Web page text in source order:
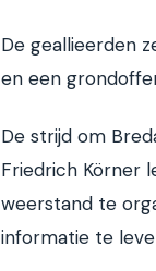
De geallieerden
en een
De strijd om
Friedrich Körner
weerstand te
informatie te